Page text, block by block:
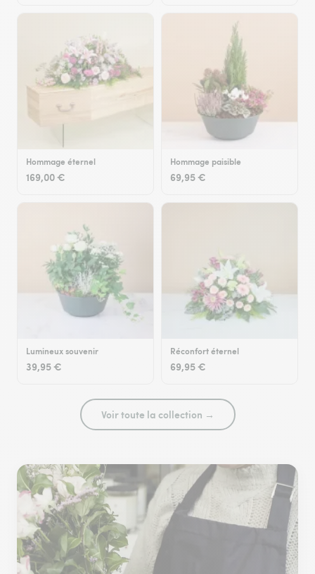
Hommage éternel
169,00 €
Hommage paisible
69,95 €
Lumineux souvenir
39,95 €
Réconfort éternel
69,95 €
Voir toute la collection →